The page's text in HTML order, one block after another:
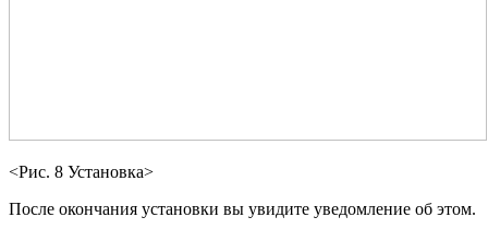
<Рис. 8 Установка>
После окончания установки вы увидите уведомление об этом.